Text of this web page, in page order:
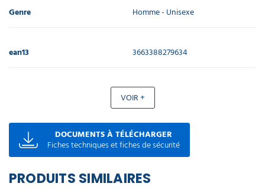
Genre Homme - Unisexe
ean13 3663388279634
VOIR +
DOCUMENTS À TÉLÉCHARGER
Fiches techniques et fiches de sécurité
PRODUITS SIMILAIRES